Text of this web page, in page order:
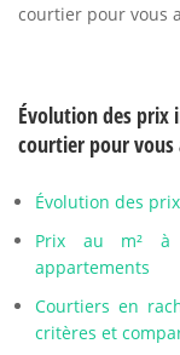
courtier pour vous
Évolution des prix
courtier pour vous
Évolution des
Prix au m² à
appartements
Courtiers en
critères et